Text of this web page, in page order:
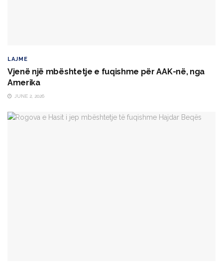
LAJME
Vjenë një mbështetje e fuqishme për AAK-në, nga
Amerika
JUNE 2, 2026